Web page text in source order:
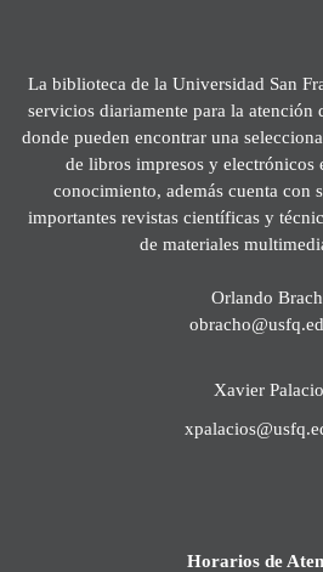
La biblioteca de la Universidad San
servicios diariamente para la atención
donde pueden encontrar una
de libros impresos y electrónicos
conocimiento, además cuenta con
importantes revistas científicas y
de materiales
Orlando
Xavier
Horarios de